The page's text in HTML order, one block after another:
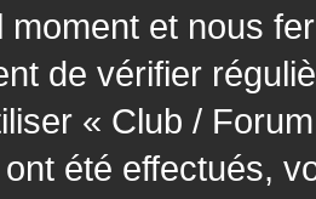
moment et nous
de vérifier
« Club /
été effectués,